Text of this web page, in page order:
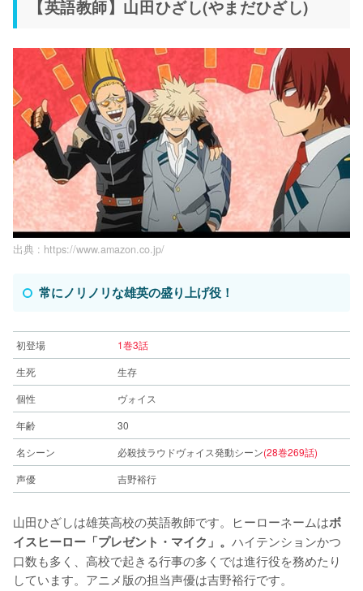
【英語教師】山田ひざし(やまだひざし)
出典 : https://www.amazon.co.jp/
常にノリノリな雄英の盛り上げ役！
初登場
1巻3話
生死
生存
個性
ヴォイス
年齢
30
名シーン
必殺技ラウドヴォイス発動シーン(28巻269話)
声優
吉野裕行
山田ひざしは雄英高校の英語教師です。ヒーローネームはボ
イスヒーロー「プレゼント・マイク」。 ハイテンションかつ
口数も多く、高校で起きる行事の多くでは進行役を務めたり
しています。アニメ版の担当声優は吉野裕行です。